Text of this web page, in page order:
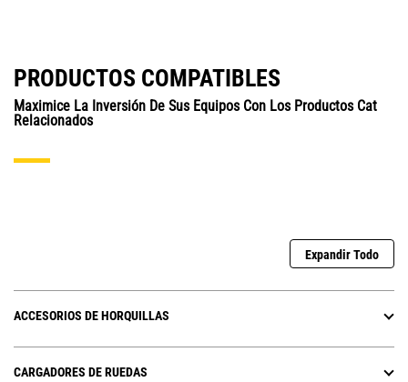
PRODUCTOS COMPATIBLES
Maximice La Inversión De Sus Equipos Con Los Productos Cat
Relacionados
Expandir Todo
ACCESORIOS DE HORQUILLAS
CARGADORES DE RUEDAS